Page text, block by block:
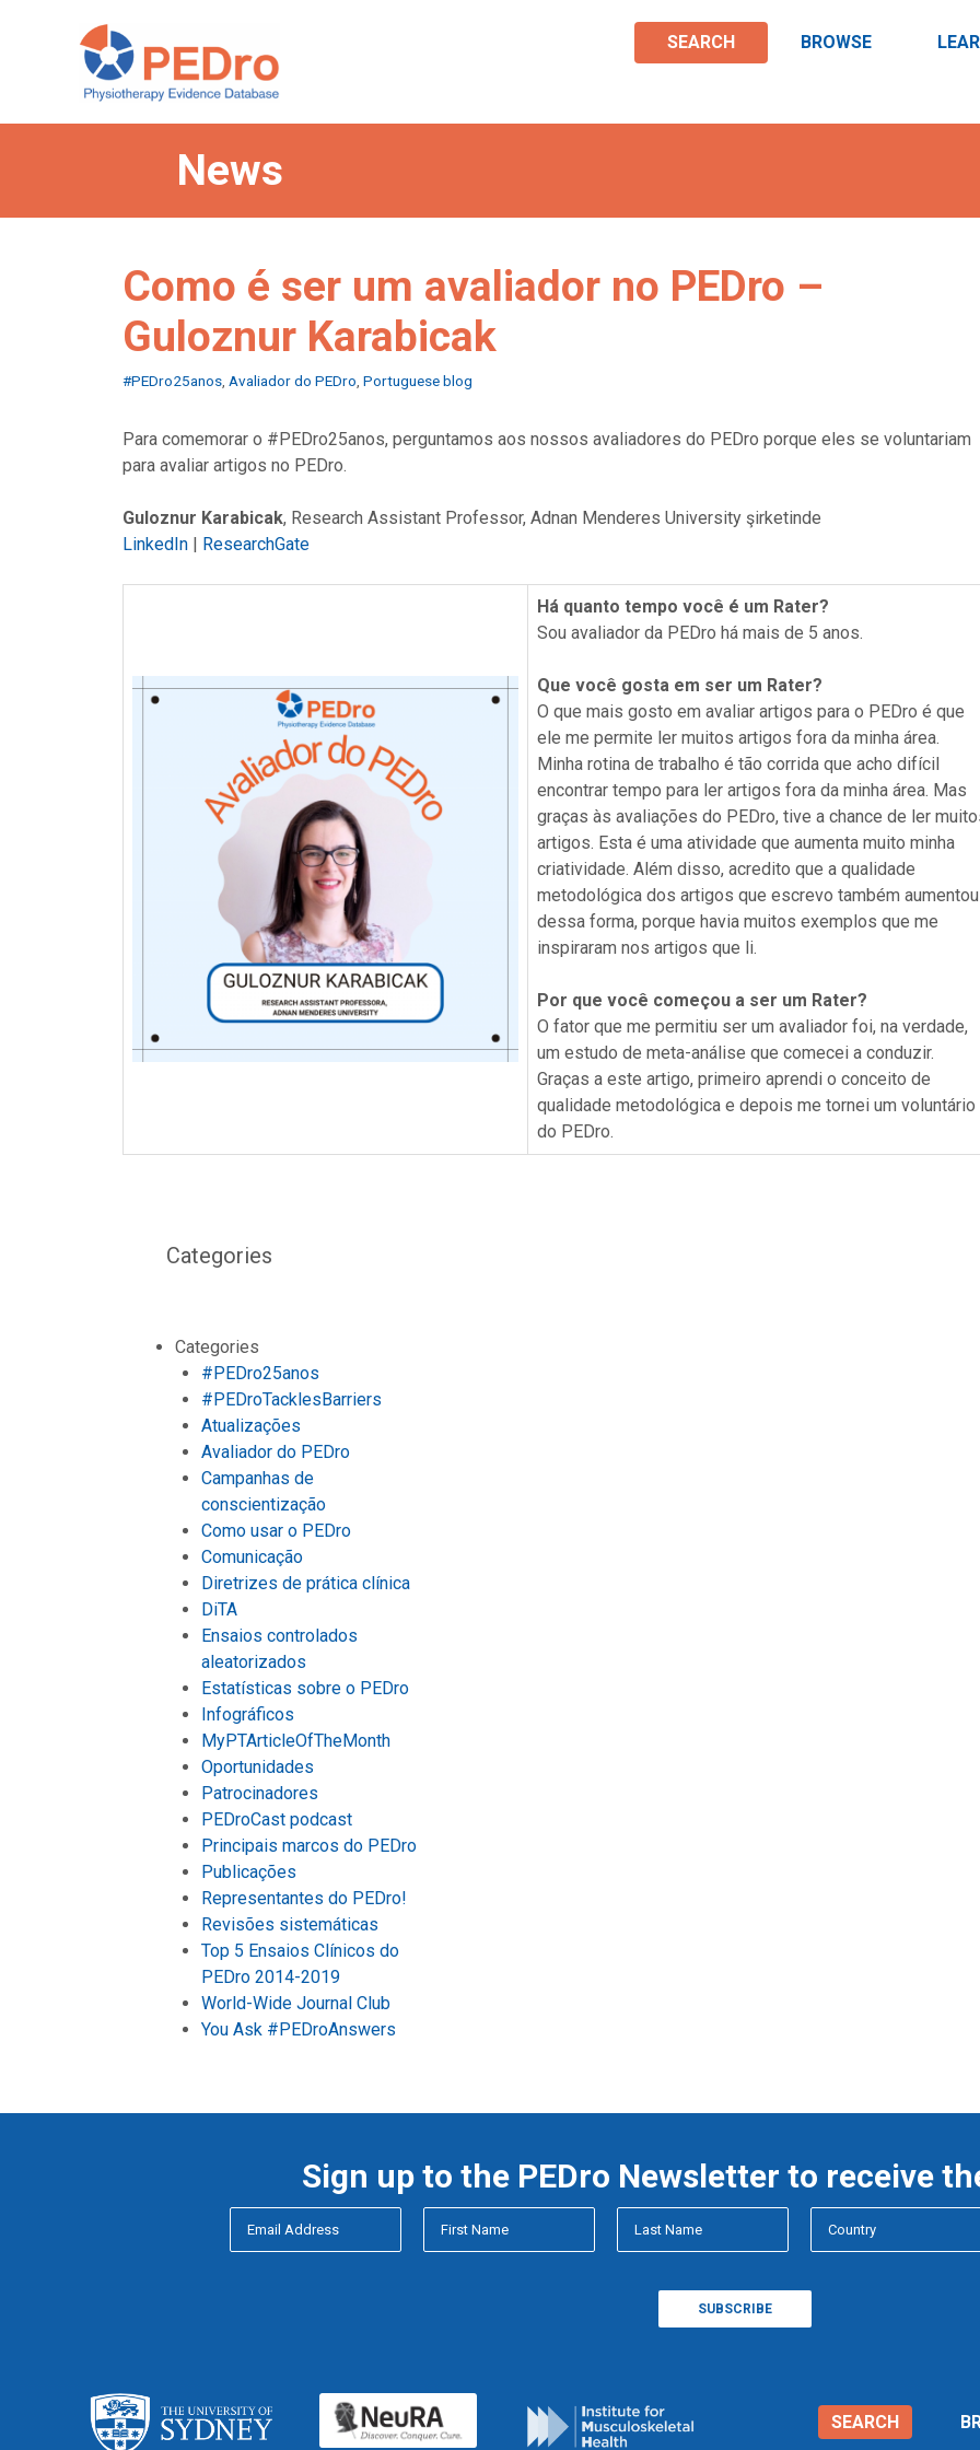
SEARCH BROWSE
News
Como é ser um avaliador no PEDro –
Guloznur Karabicak
Categories
#PEDro25anos Avaliador do PEDro Portuguese blog
Para comemorar o #PEDro25anos, perguntamos aos nossos avaliadores do PEDro porque eles se voluntariam
para avaliar artigos no PEDro.
Guloznur Karabicak, Research Assistant Professor, Adnan Menderes University şirketinde
LinkedIn | ResearchGate
Há quanto tempo você é um Rater?
Sou avaliador da PEDro há mais de 5 anos.
Que você gosta em ser um Rater?
O que mais gosto em avaliar artigos para o PEDro é que
ele me permite ler muitos artigos fora da minha área.
Minha rotina de trabalho é tão corrida que acho difícil
encontrar tempo para ler artigos fora da minha área. Mas
graças às avaliações do PEDro, tive a chance de ler
artigos. Esta é uma atividade que aumenta muito minha
criatividade. Além disso, acredito que a qualidade
metodológica dos artigos que escrevo também aumentou
dessa forma, porque havia muitos exemplos que me
inspiraram nos artigos que li.
Por que você começou a ser um Rater?
O fator que me permitiu ser um avaliador foi, na verdade,
um estudo de meta-análise que comecei a conduzir.
Graças a este artigo, primeiro aprendi o conceito de
qualidade metodológica e depois me tornei um voluntário
do PEDro.
Categories
Categories
#PEDro25anos
#PEDroTacklesBarriers
Atualizações
Avaliador do PEDro
Campanhas de
conscientização
Como usar o PEDro
Comunicação
Diretrizes de prática clínica
DiTA
Ensaios controlados
aleatorizados
Estatísticas sobre o PEDro
Infográficos
MyPTArticleOfTheMonth
Oportunidades
Patrocinadores
PEDroCast podcast
Principais marcos do PEDro
Publicações
Representantes do PEDro!
Revisões sistemáticas
Top 5 Ensaios Clínicos do
PEDro 2014-2019
World-Wide Journal Club
You Ask #PEDroAnswers
Sign up to the PEDro Newsletter to receive
SEARCH